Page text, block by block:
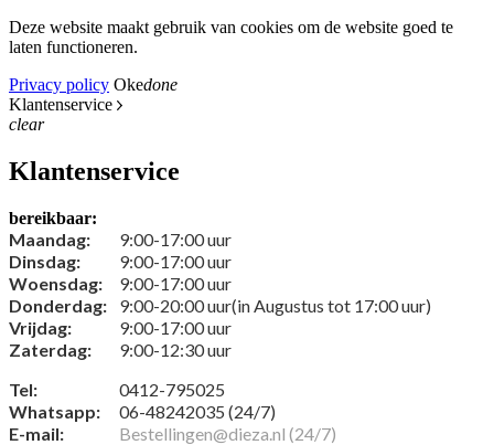
Deze website maakt gebruik van cookies om de website goed te
laten functioneren.
Privacy policy Okedone
Klantenservice
clear
Klantenservice
bereikbaar:
Maandag:
9:00-17:00 uur
Dinsdag:
9:00-17:00 uur
Woensdag:
9:00-17:00 uur
Donderdag:
9:00-20:00 uur(in Augustus tot 17:00 uur)
Vrijdag:
9:00-17:00 uur
Zaterdag:
9:00-12:30 uur
Tel:
0412-795025
Whatsapp:
06-48242035 (24/7)
E-mail:
Bestellingen@dieza.nl (24/7)